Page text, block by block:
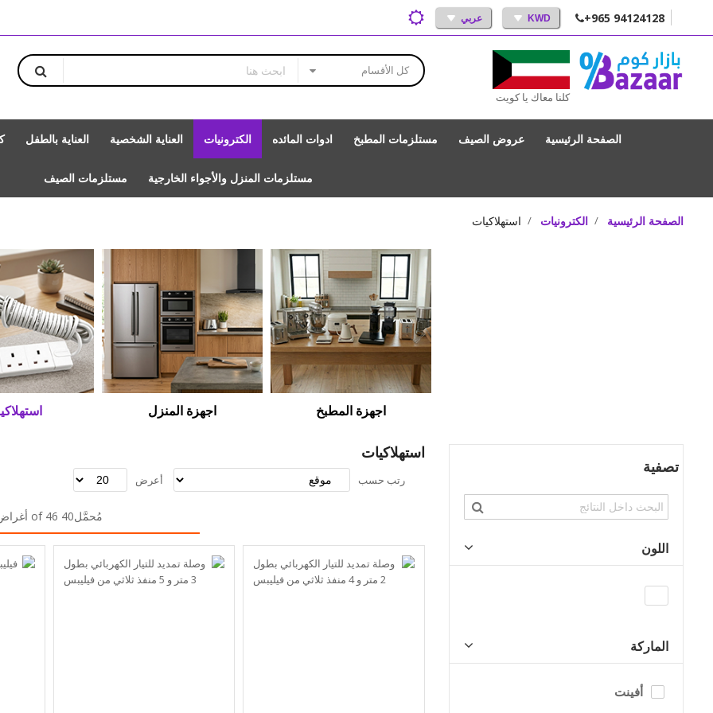
+965 94124128
KWD عربي
كلنا معاك يا كويت
كل الأقسام
الصفحة الرئيسية عروض الصيف مستلزمات المطبخ ادوات المائده الكترونيات العناية الشخصية العناية بالطفل
مستلزمات المنزل والأجواء الخارجية مستلزمات الصيف
الصفحة الرئيسية الكترونيات استهلاكيات
اجهزة المطبخ اجهزة المنزل
استهلاكيات
رتب حسب أعرض
مُحمَّل40 of 46 أغراض
تصفية
اللون
الماركة
أفينت